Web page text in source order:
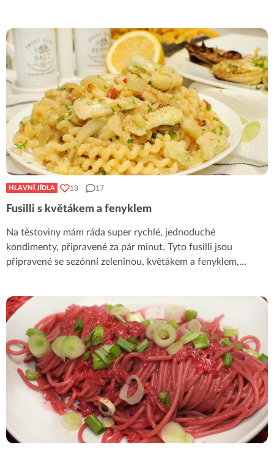
HLAVNÍ JÍDLA 18 17
Fusilli s květákem a fenyklem
Na těstoviny mám ráda super rychlé, jednoduché
kondimenty, připravené za pár minut. Tyto fusilli jsou
připravené se sezónní zeleninou, květákem a fenyklem,...